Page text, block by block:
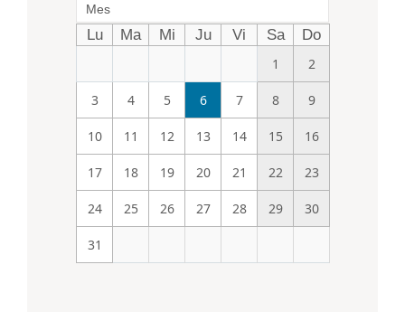
Mes
Lu Ma Mi Ju Vi Sa
Do
1
2
3 4 5 6 7 8 9
10 11 12 13 14 15 16
17 18 19 20 21 22 23
24 25 26 27 28 29 30
31